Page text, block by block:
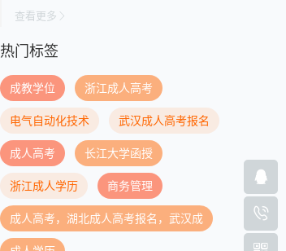
查看更多
热门标签
成教学位 浙江成人高考
电气自动化技术 武汉成人高考报名
成人高考 长江大学函授
浙江成人学历 商务管理
成人高考，湖北成人高考报名，武汉成